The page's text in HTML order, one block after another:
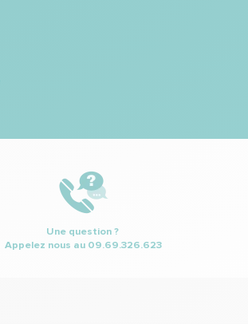
Une question ?
Appelez nous au 09.69.326.623